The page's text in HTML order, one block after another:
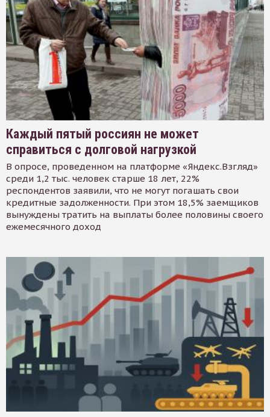
Каждый пятый россиян не может
справиться с долговой нагрузкой
В опросе, проведенном на платформе «Яндекс.Взгляд»
среди 1,2 тыс. человек старше 18 лет, 22%
респондентов заявили, что не могут погашать свои
кредитные задолженности. При этом 18,5% заемщиков
вынуждены тратить на выплаты более половины своего
ежемесячного доход